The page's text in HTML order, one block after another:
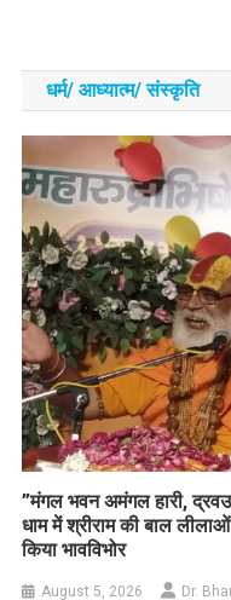
धर्म/ आध्‍यात्‍म/ संस्‍कृति
​”मंगल भवन अमंगल हारी,
धाम में श्रीराम की बाल
किया भावविभोर
August 5, 2026 Dr.